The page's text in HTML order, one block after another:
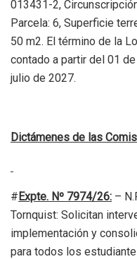
013431-2,
Parcela: 6, Superficie
50 m2. El término de la
contado a partir del 01
julio de 2027.
Dictámenes de las
#Expte. Nº 7974/26: –
Tornquist: Solicitan
implementación y
para todos los